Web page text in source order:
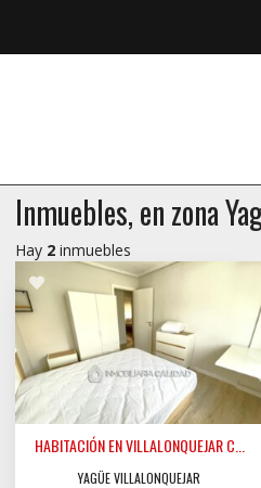
Inmuebles, en zona
Hay 2 inmuebles
HABITACIÓN EN VILLALONQUEJAR C...
YAGÜE VILLALONQUEJAR